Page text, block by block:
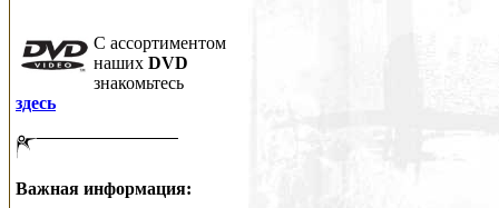
C ассортиментом
наших DVD
знакомьтесь
здесь
Важная информация: